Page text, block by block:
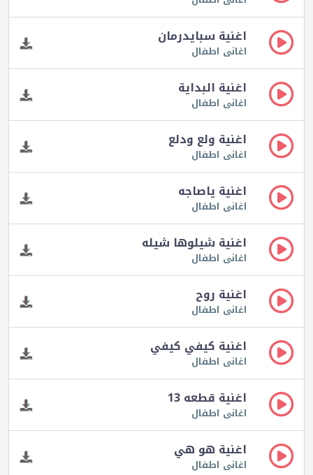
اغنية سبايدرمان
اغانى اطفال
اغنية البداية
اغانى اطفال
اغنية ولع ودلع
اغانى اطفال
اغنية ياصاجه
اغانى اطفال
اغنية شيلوها شيله
اغانى اطفال
اغنية روح
اغانى اطفال
اغنية كيفي كيفي
اغانى اطفال
اغنية قطعه 13
اغانى اطفال
اغنية هو هي
اغانى اطفال